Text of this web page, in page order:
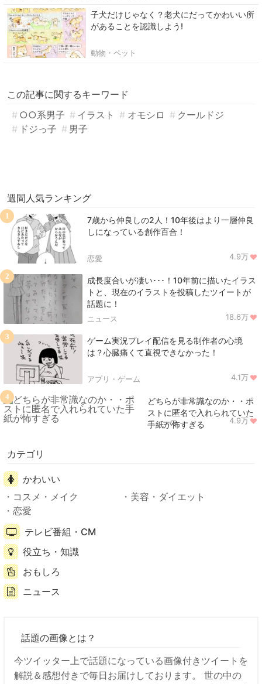
子犬だけじゃなく？老犬にだってかわいい所
があることを認識しよう!
動物・ペット
この記事に関するキーワード
○○系男子
イラスト オモシロ
クールドジ
ドジっ子
男子
週間人気ランキング
7歳から仲良しの2人！10年後はより一層仲良
しになっている創作百合！
恋愛 4.9万
1
成長度合いが凄い･･･！10年前に描いたイラス
トと、現在のイラストを投稿したツイートが
話題に！
ニュース 18.6万
2
ゲーム実況プレイ配信を見る制作者の心境
は？心臓痛くて直視できなかった！
アプリ・ゲーム 4.1万
3
どちらが非常識なのか・・ポ
ストに匿名で入れられていた
手紙が怖すぎる
ニュース 4.9万
4
カテゴリ
かわいい
コスメ・メイク
美容・ダイエット
恋愛
テレビ番組・CM
役立ち・知識
おもしろ
ニュース
話題の画像とは？
今ツイッター上で話題になっている画像付きツイートを
解説＆感想付きで毎日お届けしております。 世の中の